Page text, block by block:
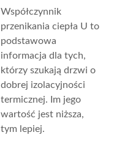
Współczynnik
przenikania ciepła U to
podstawowa
informacja dla tych,
którzy szukają drzwi o
dobrej izolacyjności
termicznej. Im jego
wartość jest niższa,
tym lepiej.